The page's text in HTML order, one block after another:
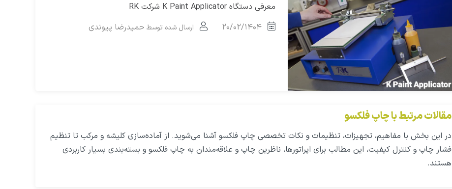
معرفی دستگاه K Paint Applicator شرکت RK
۲۰/۰۲/۱۴۰۴
ارسال شده توسط حمیدرضا پیوندی
مقالات مرتبط با چاپ فلکسو
در این بخش با مفاهیم، تجهیزات، تنظیمات و نکات تخصصی چاپ فلکسو آشنا می‌شوید. از آماده‌سازی کلیشه و مرکب تا تنظیم
فشار چاپ و کنترل کیفیت، این مطالب برای اپراتورها، ناظرین چاپ و علاقه‌مندان به چاپ فلکسو و بسته‌بندی بسیار کاربردی
هستند.